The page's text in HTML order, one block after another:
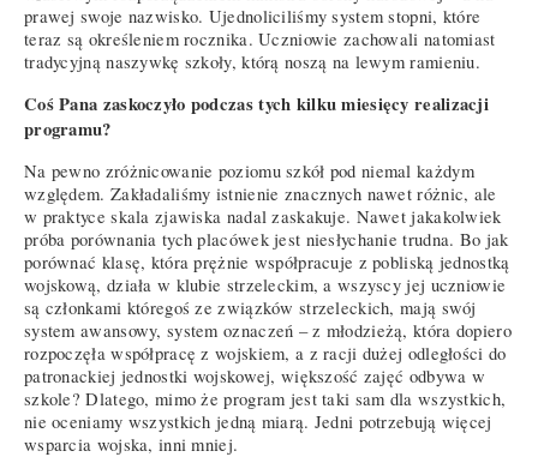
prawej swoje nazwisko. Ujednoliciliśmy system stopni, które
teraz są określeniem rocznika. Uczniowie zachowali natomiast
tradycyjną naszywkę szkoły, którą noszą na lewym ramieniu.
Coś Pana zaskoczyło podczas tych kilku miesięcy realizacji
programu?
Na pewno zróżnicowanie poziomu szkół pod niemal każdym
względem. Zakładaliśmy istnienie znacznych nawet różnic, ale
w praktyce skala zjawiska nadal zaskakuje. Nawet jakakolwiek
próba porównania tych placówek jest niesłychanie trudna. Bo jak
porównać klasę, która prężnie współpracuje z pobliską jednostką
wojskową, działa w klubie strzeleckim, a wszyscy jej uczniowie
są członkami któregoś ze związków strzeleckich, mają swój
system awansowy, system oznaczeń – z młodzieżą, która dopiero
rozpoczęła współpracę z wojskiem, a z racji dużej odległości do
patronackiej jednostki wojskowej, większość zajęć odbywa w
szkole? Dlatego, mimo że program jest taki sam dla wszystkich,
nie oceniamy wszystkich jedną miarą. Jedni potrzebują więcej
wsparcia wojska, inni mniej.